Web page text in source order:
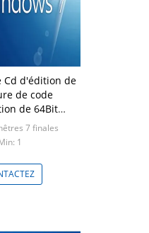
Cd d'édition de
de code
de 64Bit
7
7 finales
1